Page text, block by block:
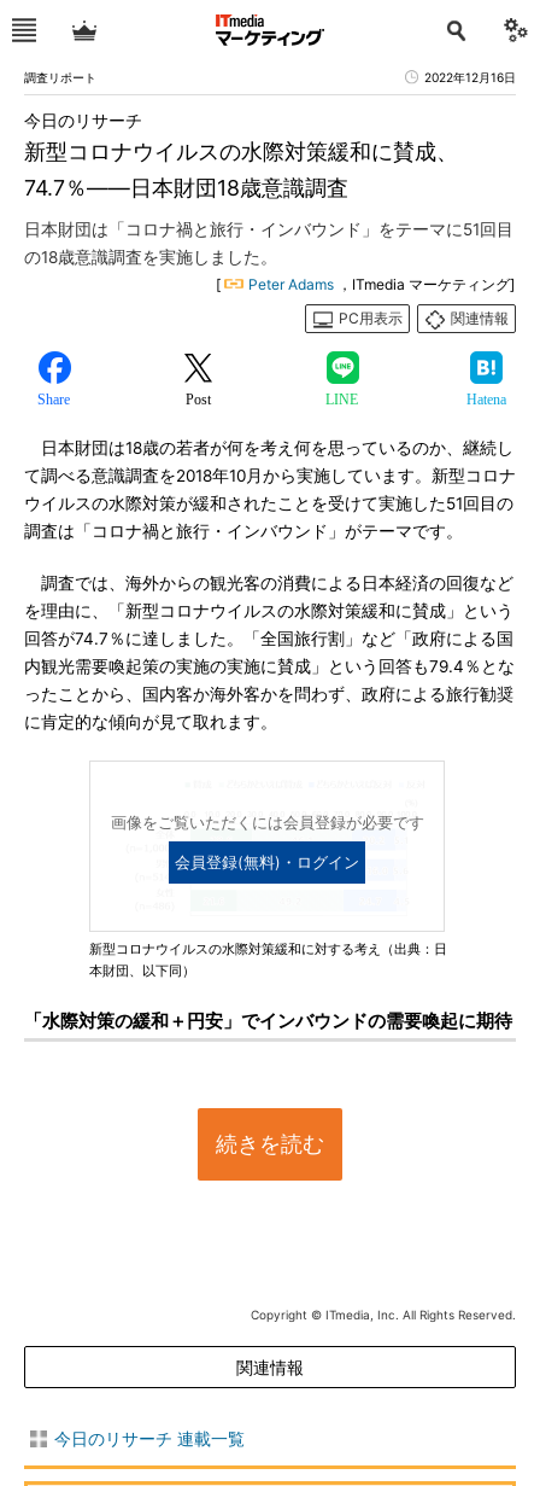
調査リポート 2022年12月16日
新型コロナウイルスの水際対策緩和に賛成、
74.7％――日本財団18歳意識調査
今日のリサーチ
日本財団は「コロナ禍と旅行・インバウンド」をテーマに51回目
の18歳意識調査を実施しました。
[ Peter Adams ，ITmedia マーケティング]
PC用表示
関連情報
Share Post LINE Hatena
日本財団は18歳の若者が何を考え何を思っているのか、継続し
て調べる意識調査を2018年10月から実施しています。新型コロナ
ウイルスの水際対策が緩和されたことを受けて実施した51回目の
調査は「コロナ禍と旅行・インバウンド」がテーマです。
調査では、海外からの観光客の消費による日本経済の回復など
を理由に、「新型コロナウイルスの水際対策緩和に賛成」という
回答が74.7％に達しました。「全国旅行割」など「政府による国
内観光需要喚起策の実施の実施に賛成」という回答も79.4％とな
ったことから、国内客か海外客かを問わず、政府による旅行勧奨
に肯定的な傾向が見て取れます。
画像をご覧いただくには会員登録が必要です
会員登録(無料)・ログイン
新型コロナウイルスの水際対策緩和に対する考え（出典：日
本財団、以下同）
「水際対策の緩和＋円安」でインバウンドの需要喚起に期待
続きを読む
Copyright © ITmedia, Inc. All Rights Reserved.
関連情報
今日のリサーチ 連載一覧